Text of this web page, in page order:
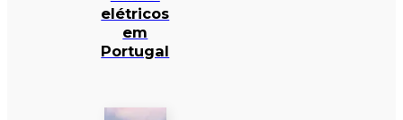
elétricos
em
Portugal